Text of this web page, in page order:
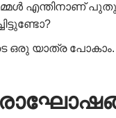
എന്തിനാണ്
ഒരു യാത്ര പോകാം.